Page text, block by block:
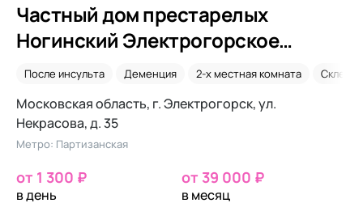
Частный дом престарелых
Ногинский Электрогорское
отделение
После инсульта Деменция 2-х местная комната Склероз
Московская область, г. Электрогорск, ул.
Некрасова, д. 35
Метро: Партизанская
от 1 300 ₽
в день
от 39 000 ₽
в месяц